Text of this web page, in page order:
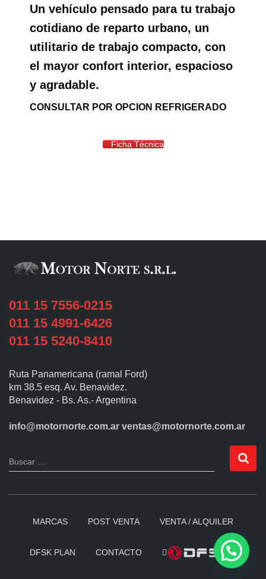
Un vehículo pensado para tu trabajo
cotidiano de reparto urbano, un
utilitario de trabajo compacto, con
el mayor confort interior, espacioso
y agradable.
CONSULTAR POR OPCION REFRIGERADO
Ficha Técnica
011 15 7556-0215
011 15 4991-6426
011 15 5240-8410
Ruta Panamericana (ramal Ford)
km 38.5 esq. Av. Benavidez.
Benavidez - Bs. As.- Argentina
info@motornorte.com.ar ventas@motornorte.com.ar
Buscar …
MARCAS POST VENTA VENTA / ALQUILER
DFSK PLAN CONTACTO